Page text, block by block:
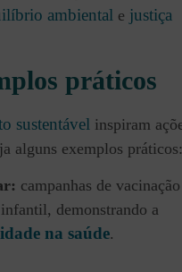
ambiental e justiça
práticos
sustentável inspiram
alguns exemplos práticos:
campanhas de vacinação
demonstrando a
na saúde.